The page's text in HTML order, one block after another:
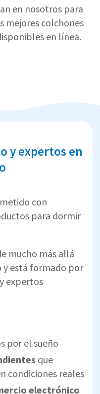
en nosotros para
mejores colchones
en línea.
y expertos en
con
para dormir
mucho más allá
y está formado por
expertos
por el sueño
que
condiciones reales
electrónico